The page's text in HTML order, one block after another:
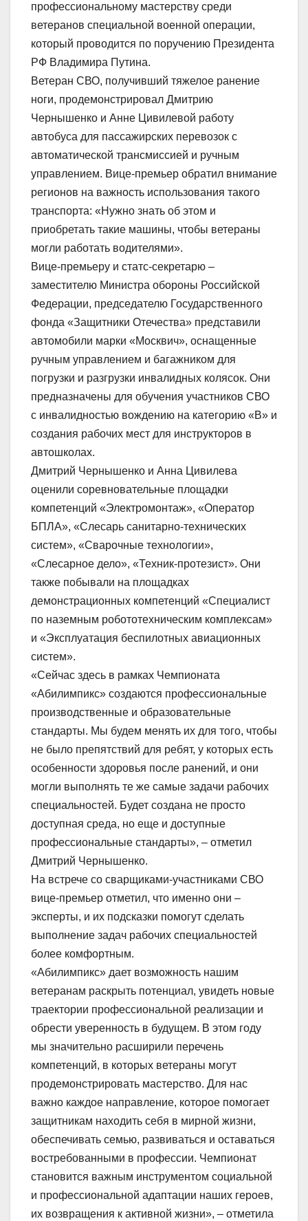
профессиональному мастерству среди
ветеранов специальной военной операции,
который проводится по поручению Президента
РФ Владимира Путина.
Ветеран СВО, получивший тяжелое ранение
ноги, продемонстрировал Дмитрию
Чернышенко и Анне Цивилевой работу
автобуса для пассажирских перевозок с
автоматической трансмиссией и ручным
управлением. Вице-премьер обратил внимание
регионов на важность использования такого
транспорта: «Нужно знать об этом и
приобретать такие машины, чтобы ветераны
могли работать водителями».
Вице-премьеру и статс-секретарю –
заместителю Министра обороны Российской
Федерации, председателю Государственного
фонда «Защитники Отечества» представили
автомобили марки «Москвич», оснащенные
ручным управлением и багажником для
погрузки и разгрузки инвалидных колясок. Они
предназначены для обучения участников СВО
с инвалидностью вождению на категорию «В» и
создания рабочих мест для инструкторов в
автошколах.
Дмитрий Чернышенко и Анна Цивилева
оценили соревновательные площадки
компетенций «Электромонтаж», «Оператор
БПЛА», «Слесарь санитарно-технических
систем», «Сварочные технологии»,
«Слесарное дело», «Техник-протезист». Они
также побывали на площадках
демонстрационных компетенций «Специалист
по наземным робототехническим комплексам»
и «Эксплуатация беспилотных авиационных
систем».
«Сейчас здесь в рамках Чемпионата
«Абилимпикс» создаются профессиональные
производственные и образовательные
стандарты. Мы будем менять их для того, чтобы
не было препятствий для ребят, у которых есть
особенности здоровья после ранений, и они
могли выполнять те же самые задачи рабочих
специальностей. Будет создана не просто
доступная среда, но еще и доступные
профессиональные стандарты», – отметил
Дмитрий Чернышенко.
На встрече со сварщиками-участниками СВО
вице-премьер отметил, что именно они –
эксперты, и их подсказки помогут сделать
выполнение задач рабочих специальностей
более комфортным.
«Абилимпикс» дает возможность нашим
ветеранам раскрыть потенциал, увидеть новые
траектории профессиональной реализации и
обрести уверенность в будущем. В этом году
мы значительно расширили перечень
компетенций, в которых ветераны могут
продемонстрировать мастерство. Для нас
важно каждое направление, которое помогает
защитникам находить себя в мирной жизни,
обеспечивать семью, развиваться и оставаться
востребованными в профессии. Чемпионат
становится важным инструментом социальной
и профессиональной адаптации наших героев,
их возвращения к активной жизни», – отметила